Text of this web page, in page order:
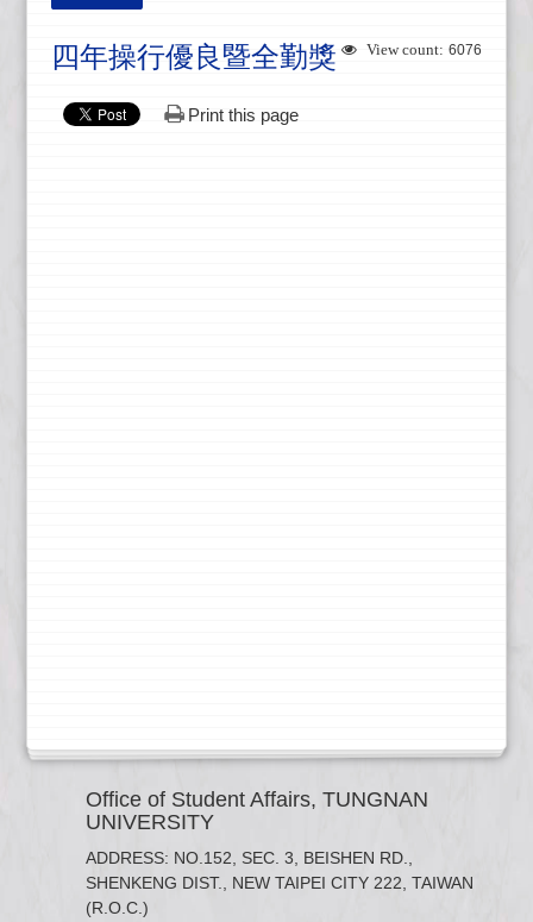
View count: 6076
四年操行優良暨全勤獎
Print this page
Office of Student Affairs, TUNGNAN
UNIVERSITY
ADDRESS: NO.152, SEC. 3, BEISHEN RD.,
SHENKENG DIST., NEW TAIPEI CITY 222, TAIWAN
(R.O.C.)